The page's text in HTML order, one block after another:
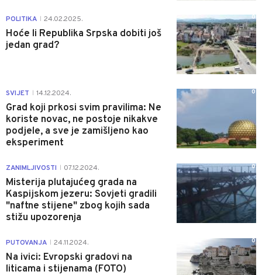
POLITIKA 24.02.2025.
Hoće li Republika Srpska dobiti još
jedan grad?
0
SVIJET 14.12.2024.
Grad koji prkosi svim pravilima: Ne
koriste novac, ne postoje nikakve
podjele, a sve je zamišljeno kao
eksperiment
0
ZANIMLJIVOSTI 07.12.2024.
Misterija plutajućeg grada na
Kaspijskom jezeru: Sovjeti gradili
"naftne stijene" zbog kojih sada
stižu upozorenja
0
PUTOVANJA 24.11.2024.
Na ivici: Evropski gradovi na
liticama i stijenama (FOTO)
0